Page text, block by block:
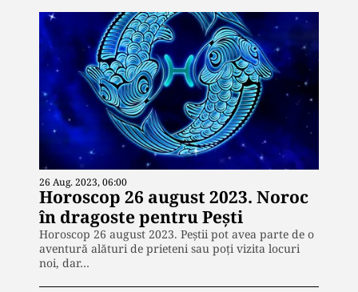
26 Aug. 2023, 06:00
Horoscop 26 august 2023. Noroc
în dragoste pentru Pești
Horoscop 26 august 2023. Peștii pot avea parte de o
aventură alături de prieteni sau poți vizita locuri
noi, dar…